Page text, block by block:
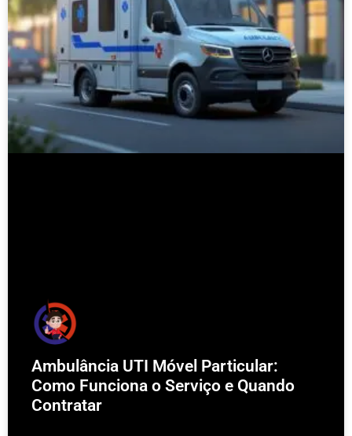
Ambulância UTI Móvel Particular:
Como Funciona o Serviço e Quando
Contratar